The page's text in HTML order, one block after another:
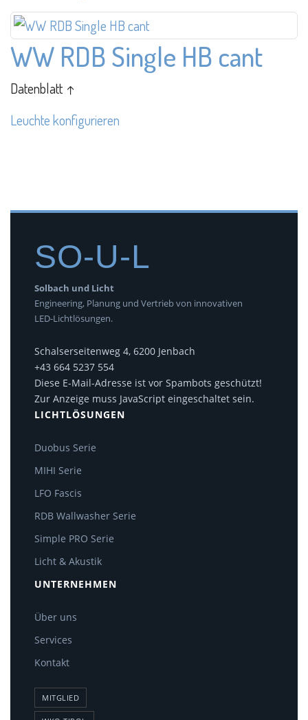
WW RDB Single HB cant
Datenblatt ↑
Leuchte konfigurieren
SO-U-L
Solbach und Licht
Engineering, Planung und Vertrieb von innovativen
LED-Lichtlösungen.
Schalserseitenweg 4, 6200 Jenbach
+43 664 5237 554
Diese E-Mail-Adresse ist vor Spambots geschützt!
Zur Anzeige muss JavaScript eingeschaltet sein.
LICHTLÖSUNGEN
Duobus Serie
MIHI Serie
LFO Fascis
RDB Wallwasher Serie
Simple PRO Serie
Licht & Akustik
UNTERNEHMEN
Über uns
Services
Kontakt
MITGLIED